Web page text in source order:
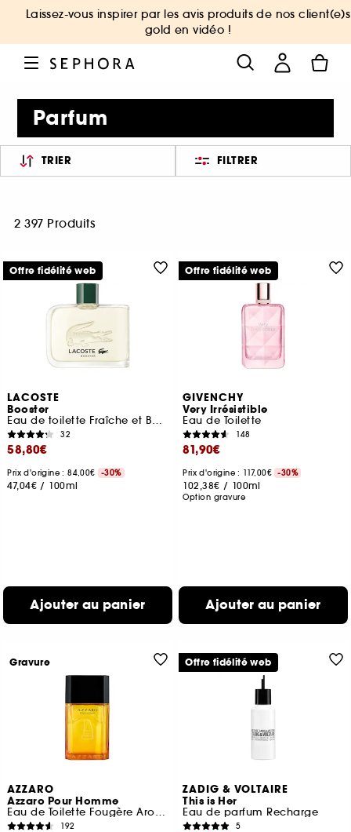
Laissez-vous inspirer par les avis produits de nos client(e)s
gold en vidéo !
Parfum
TRIER FILTRER
2 397 Produits
LACOSTE
Booster
Eau de toilette Fraîche et Boisée
32
58,80€
Prix d'origine : 84,00€ -30%
47,04€ / 100ml
Ajouter au panier
Offre fidélité web
GIVENCHY
Very Irrésistible
Eau de Toilette
148
81,90€
Prix d'origine : 117,00€ -30%
102,38€ / 100ml
Option gravure
Ajouter au panier
Offre fidélité web
AZZARO
Azzaro Pour Homme
Eau de Toilette Fougère Aromatique
192
Gravure
ZADIG & VOLTAIRE
This is Her
Eau de parfum Recharge
5
Offre fidélité web